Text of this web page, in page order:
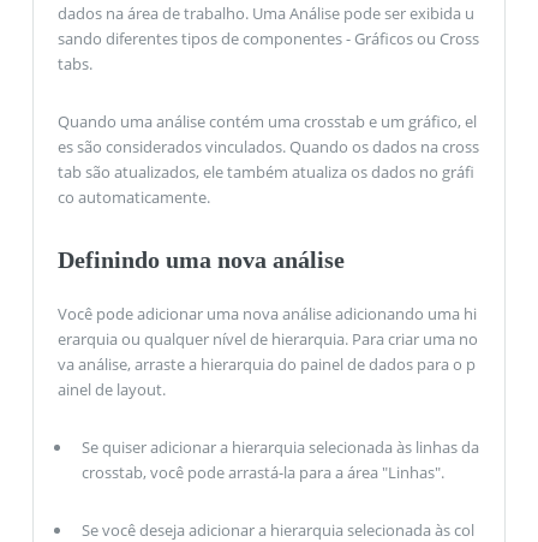
dados na área de trabalho. Uma Análise pode ser exibida u
sando diferentes tipos de componentes - Gráficos ou Cross
tabs.
Quando uma análise contém uma crosstab e um gráfico, el
es são considerados vinculados. Quando os dados na cross
tab são atualizados, ele também atualiza os dados no gráfi
co automaticamente.
Definindo uma nova análise
Você pode adicionar uma nova análise adicionando uma hi
erarquia ou qualquer nível de hierarquia. Para criar uma no
va análise, arraste a hierarquia do painel de dados para o p
ainel de layout.
Se quiser adicionar a hierarquia selecionada às linhas da
crosstab, você pode arrastá-la para a área "Linhas".
Se você deseja adicionar a hierarquia selecionada às col